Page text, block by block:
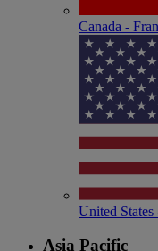
Canada -
United States
Asia Pacific